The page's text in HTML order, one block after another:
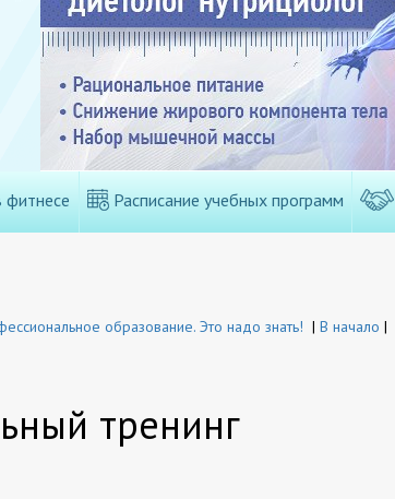
фитнесе Расписание учебных программ
образование. Это надо знать! | В начало |
тренинг